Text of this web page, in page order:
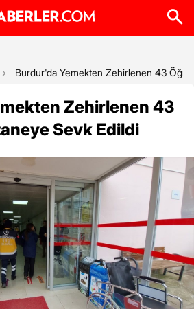
Burdur'da Yemekten Zehirlenen 43
Zehirlenen 43
Sevk Edildi